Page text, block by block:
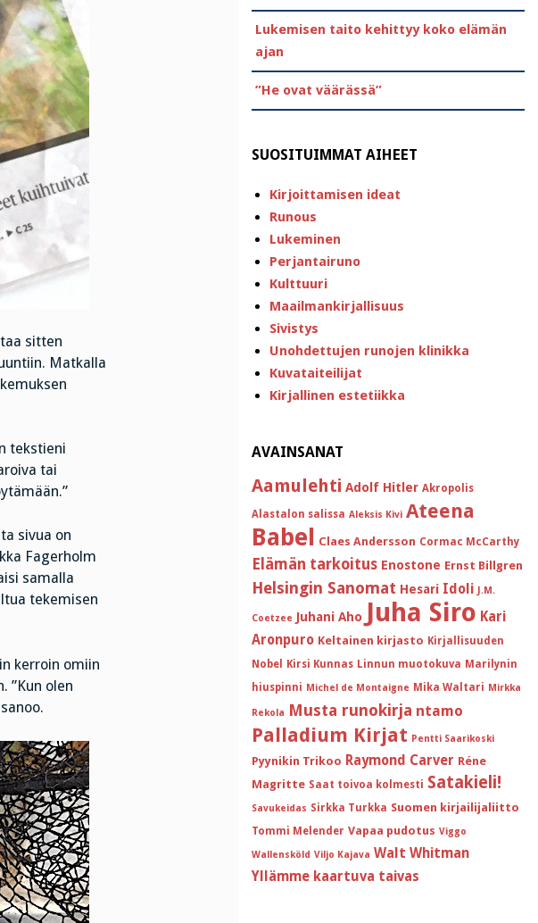
sitten
Matkalla
tekstieni
tai
sivua on
Fagerholm
samalla
tekemisen
kerroin omiin
”Kun olen
Lukemisen taito kehittyy koko elämän
ajan
”He ovat väärässä”
SUOSITUIMMAT AIHEET
Kirjoittamisen ideat
Runous
Lukeminen
Perjantairuno
Kulttuuri
Maailmankirjallisuus
Sivistys
Unohdettujen runojen klinikka
Kuvataiteilijat
Kirjallinen estetiikka
AVAINSANAT
Aamulehti Adolf Hitler Akropolis
Alastalon salissa Aleksis Kivi Ateena
Babel Claes Andersson Cormac McCarthy
Elämän tarkoitus Enostone Ernst Billgren
Helsingin Sanomat Hesari Idoli J.M.
Coetzee Juhani Aho Juha Siro Kari
Aronpuro Keltainen kirjasto Kirjallisuuden
Nobel
Kirsi Kunnas Linnun muotokuva Marilynin
hiuspinni Michel de Montaigne Mika Waltari Mirkka
Rekola Musta runokirja ntamo
Palladium Kirjat Pentti Saarikoski
Pyynikin Trikoo Raymond Carver Réne
Magritte Saat toivoa kolmesti Satakieli!
Savukeidas Sirkka Turkka Suomen kirjailijaliitto
Tommi Melender Vapaa pudotus Viggo
Wallensköld Viljo Kajava Walt Whitman
Yllämme kaartuva taivas